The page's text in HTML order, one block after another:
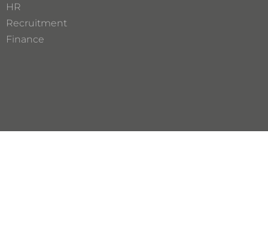
HR
Recruitment
Finance